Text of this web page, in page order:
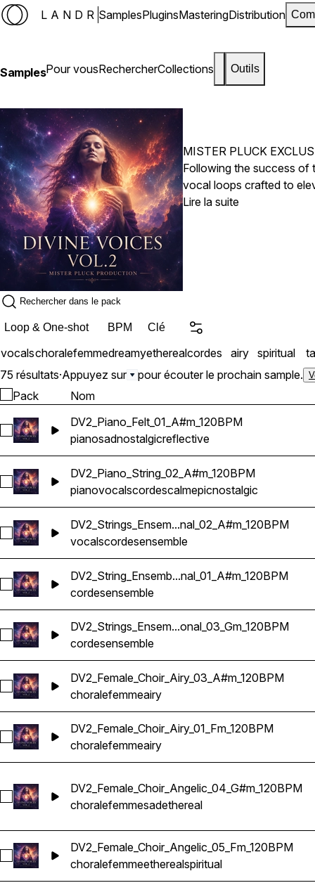
LANDR SamplesPluginsMasteringDistribution
SamplesPour vousRechercherCollections Outils
MISTER PLUCK
Following the success of
vocal loops crafted to
collection adds instant
Lire la suite
Loop & One-shot BPM Clé
vocalschoralefemmedreamyetherealcordes airy spiritual
75 résultats·Appuyez sur pour écouter le prochain sample.
Pack Nom
Sélectionnez DV2_Piano_Felt_01_A#m_120BPM
DV2_Piano_Felt_01_A#m_120BPM
pianosadnostalgicreflective
Sélectionnez DV2_Piano_String_02_A#m_120BPM
DV2_Piano_String_02_A#m_120BPM
pianovocalscordescalmepicnostalgic
Sélectionnez
DV2_Strings_Ensem...nal_02_A#m_120BPM
vocalscordesensemble
Sélectionnez
DV2_String_Ensemb...nal_01_A#m_120BPM
cordesensemble
Sélectionnez
DV2_Strings_Ensem...onal_03_Gm_120BPM
cordesensemble
Sélectionnez DV2_Female_Choir_Airy_03_A#m_120BPM
DV2_Female_Choir_Airy_03_A#m_120BPM
choralefemmeairy
Sélectionnez DV2_Female_Choir_Airy_01_Fm_120BPM
DV2_Female_Choir_Airy_01_Fm_120BPM
choralefemmeairy
Sélectionnez DV2_Female_Choir_Angelic_04_G#m_120BPM
DV2_Female_Choir_Angelic_04_G#m_120BPM
choralefemmesadethereal
Sélectionnez DV2_Female_Choir_Angelic_05_Fm_120BPM
DV2_Female_Choir_Angelic_05_Fm_120BPM
choralefemmeetherealspiritual